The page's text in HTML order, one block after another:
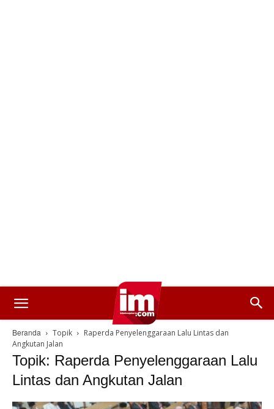
Beranda Topik
Raperda Penyelenggaraan Lalu Lintas dan
Angkutan Jalan
Topik: Raperda Penyelenggaraan Lalu
Lintas dan Angkutan Jalan